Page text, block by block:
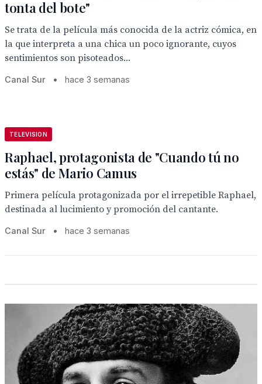
tonta del bote"
Se trata de la película más conocida de la actriz cómica, en
la que interpreta a una chica un poco ignorante, cuyos
sentimientos son pisoteados...
Canal Sur • hace 3 semanas
TELEVISION
Raphael, protagonista de "Cuando tú no
estás" de Mario Camus
Primera película protagonizada por el irrepetible Raphael,
destinada al lucimiento y promoción del cantante.
Canal Sur • hace 3 semanas